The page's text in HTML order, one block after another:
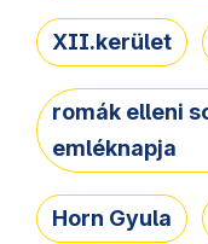
XII.kerület
romák elleni
emléknapja
Horn Gyula